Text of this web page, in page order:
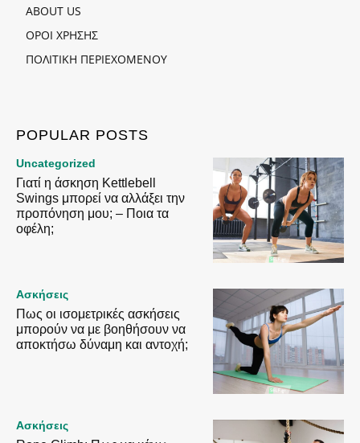
ABOUT US
ΟΡΟΙ ΧΡΗΣΗΣ
ΠΟΛΙΤΙΚΗ ΠΕΡΙΕΧΟΜΕΝΟΥ
POPULAR POSTS
Uncategorized
Γιατί η άσκηση Kettlebell
Swings μπορεί να αλλάξει την
προπόνηση μου; – Ποια τα
οφέλη;
Ασκήσεις
Πως οι ισομετρικές ασκήσεις
μπορούν να με βοηθήσουν να
αποκτήσω δύναμη και αντοχή;
Ασκήσεις